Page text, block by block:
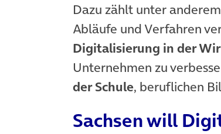
Dazu zählt unter
Abläufe und Verfahren
Digitalisierung in der
Unternehmen zu
der Schule, beruflichen
Sachsen will